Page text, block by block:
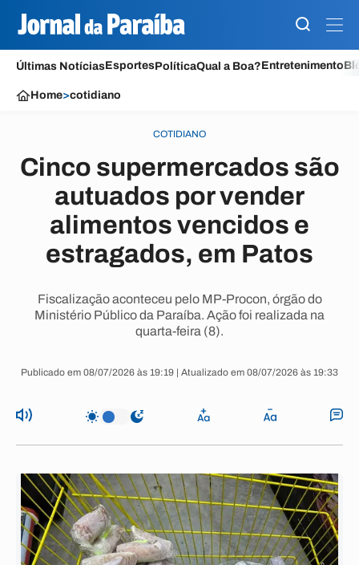
Últimas NotíciasEsportesPolíticaQual a Boa?Entretenimento
Home>cotidiano
COTIDIANO
Cinco supermercados são
autuados por vender
alimentos vencidos e
estragados, em Patos
Fiscalização aconteceu pelo MP-Procon, órgão do
Ministério Público da Paraíba. Ação foi realizada na
quarta-feira (8).
Publicado em 08/07/2026 às 19:19 | Atualizado em 08/07/2026 às 19:33